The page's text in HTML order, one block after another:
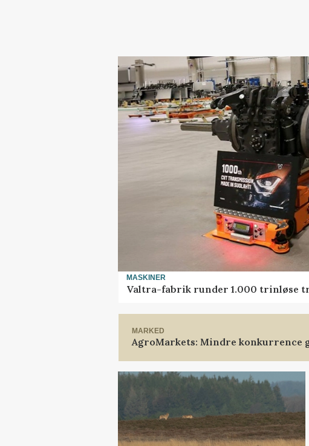
MASKINER
Valtra-fabrik runder 1.000 trinløse
MARKED
AgroMarkets: Mindre konkurrence